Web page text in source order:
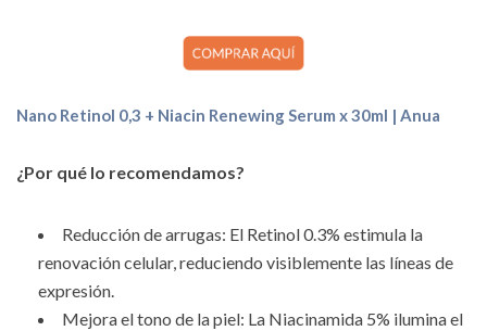
Nano Retinol 0,3 + Niacin Renewing Serum x 30ml | Anua
¿Por qué lo recomendamos?
Reducción de arrugas: El Retinol 0.3% estimula la
renovación celular, reduciendo visiblemente las líneas de
expresión.
Mejora el tono de la piel: La Niacinamida 5% ilumina el